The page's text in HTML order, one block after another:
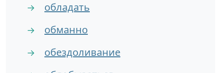
→ обладать
→ обманно
→ обездоливание